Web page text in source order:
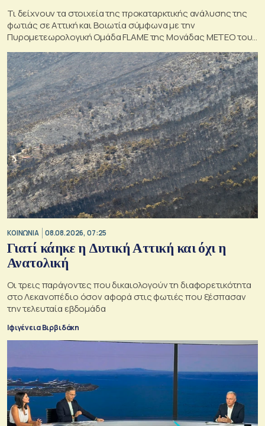
Τι δείχνουν τα στοιχεία της προκαταρκτικής ανάλυσης της
φωτιάς σε Αττική και Βοιωτία σύμφωνα με την
Πυρομετεωρολογική Ομάδα FLAME της Μονάδας ΜΕΤΕΟ του
Εθνικού Αστεροσκοπείου Αθηνών.
ΚΟΙΝΩΝΙΑ 08.08.2026, 07:25
Γιατί κάηκε η Δυτική Αττική και όχι η
Ανατολική
Oι τρεις παράγοντες που δικαιολογούν τη διαφορετικότητα
στο Λεκανοπέδιο όσον αφορά στις φωτιές που ξέσπασαν
την τελευταία εβδομάδα
Ιφιγένεια Βιρβιδάκη